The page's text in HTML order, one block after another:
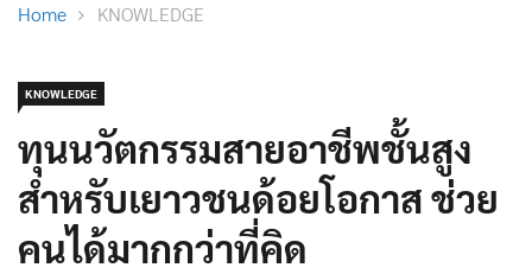
Home KNOWLEDGE
KNOWLEDGE
ทุนนวัตกรรมสายอาชีพชั้นสูง
สำหรับเยาวชนด้อยโอกาส ช่วย
คนได้มากกว่าที่คิด